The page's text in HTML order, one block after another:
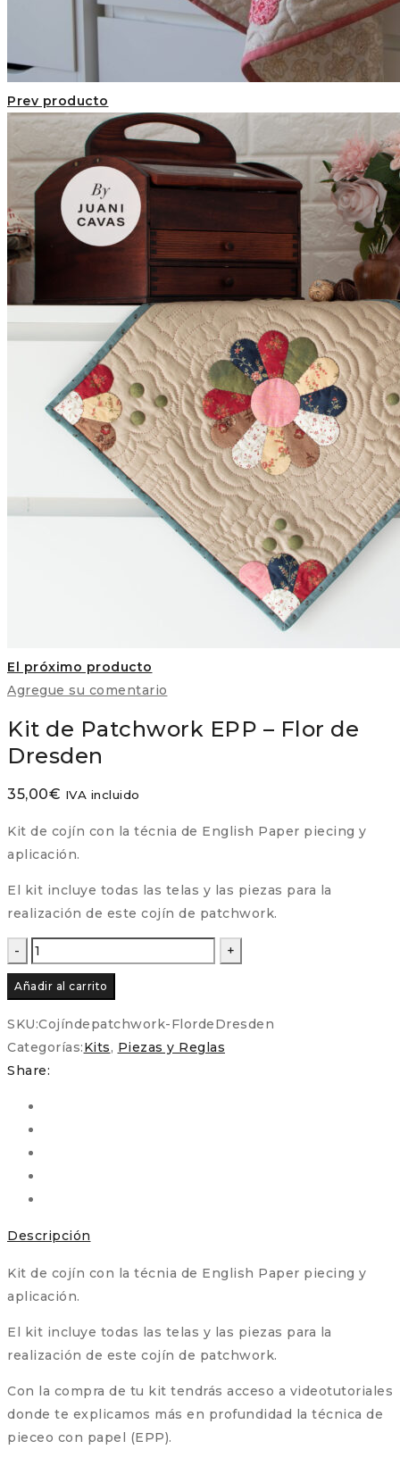
Prev producto
El próximo producto
Agregue su comentario
Kit de Patchwork EPP – Flor de
Dresden
35,00€ IVA incluido
Kit de cojín con la técnia de English Paper piecing y
aplicación.
El kit incluye todas las telas y las piezas para la
realización de este cojín de patchwork.
Kit
de
Patchwork
EPP
-
Flor
Dresden
cantidad
Añadir al carrito
SKU:Cojíndepatchwork-FlordeDresden
Categorías:Kits, Piezas y Reglas
Share:
Descripción
Kit de cojín con la técnia de English Paper piecing y
aplicación.
El kit incluye todas las telas y las piezas para la
realización de este cojín de patchwork.
Con la compra de tu kit tendrás acceso a videotutoriales
donde te explicamos más en profundidad la técnica de
pieceo con papel (EPP).